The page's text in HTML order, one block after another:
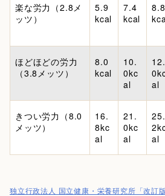
楽な労力（2.8メ
ッツ）
5.9
kcal
7.4
kcal
8.8
ほどほどの労力
（3.8メッツ）
8.0
kcal
10.
0kc
al
12.
al
きつい労力（8.0
メッツ）
16.
8kc
al
21.
0kc
al
25.
al
独立行政法人 国立健康・栄養研究所「改訂